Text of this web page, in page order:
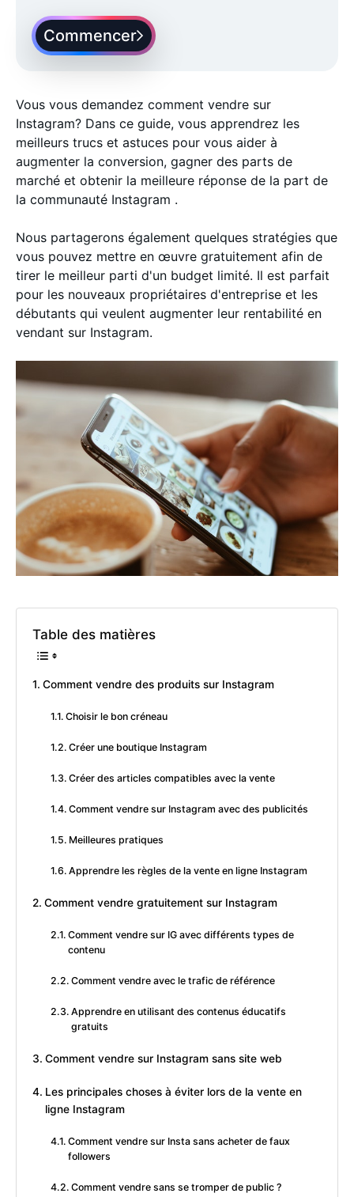
Commencer
Vous vous demandez comment vendre sur
Instagram? Dans ce guide, vous apprendrez les
meilleurs trucs et astuces pour vous aider à
augmenter la conversion, gagner des parts de
marché et obtenir la meilleure réponse de la part de
la communauté Instagram .
Nous partagerons également quelques stratégies que
vous pouvez mettre en œuvre gratuitement afin de
tirer le meilleur parti d'un budget limité. Il est parfait
pour les nouveaux propriétaires d'entreprise et les
débutants qui veulent augmenter leur rentabilité en
vendant sur Instagram.
Table des matières
Comment vendre des produits sur Instagram
Choisir le bon créneau
Créer une boutique Instagram
Créer des articles compatibles avec la vente
Comment vendre sur Instagram avec des publicités
Meilleures pratiques
Apprendre les règles de la vente en ligne Instagram
Comment vendre gratuitement sur Instagram
Comment vendre sur IG avec différents types de
contenu
Comment vendre avec le trafic de référence
Apprendre en utilisant des contenus éducatifs
gratuits
Comment vendre sur Instagram sans site web
Les principales choses à éviter lors de la vente en
ligne Instagram
Comment vendre sur Insta sans acheter de faux
followers
Comment vendre sans se tromper de public ?